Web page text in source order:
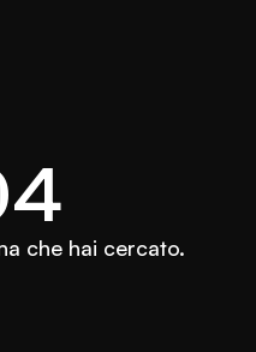
che hai cercato.